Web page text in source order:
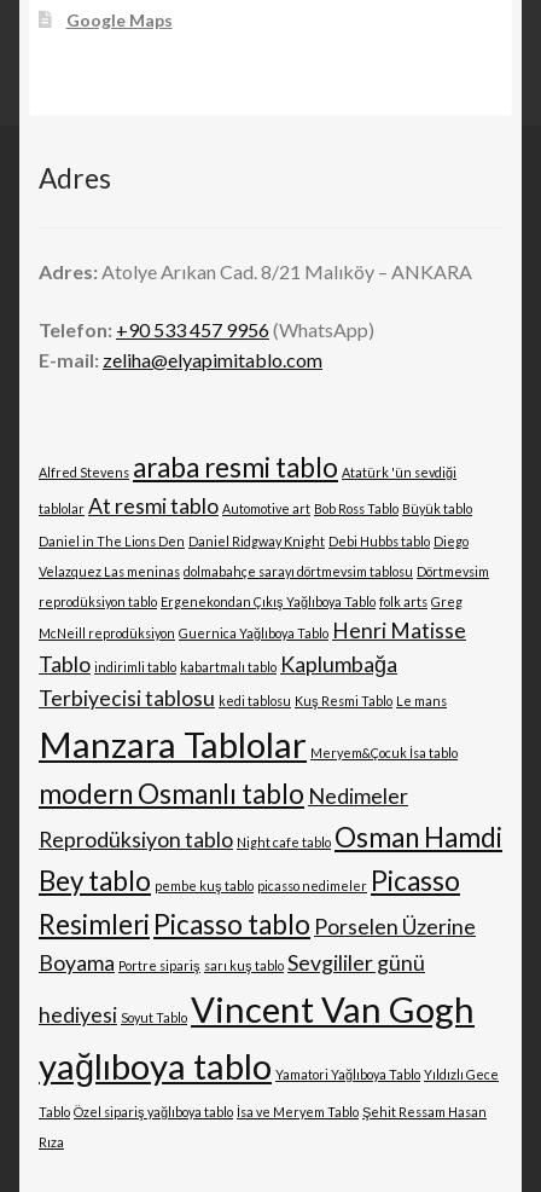
Google Maps
Adres
Adres:Atolye Arıkan Cad. 8/21 Malıköy – ANKARA
Telefon: +90 533 457 9956(WhatsApp)
E-mail: zeliha@elyapimitablo.com
Alfred Stevens araba resmi tablo Atatürk 'ün sevdiği
tablolar At resmi tablo Automotive art Bob Ross Tablo Büyük tablo
Daniel in The Lions Den Daniel Ridgway Knight Debi Hubbs tablo Diego
Velazquez Las meninas dolmabahçe sarayı dörtmevsim tablosu Dörtmevsim
reprodüksiyon tablo Ergenekondan Çıkış Yağlıboya Tablo folk arts Greg
McNeill reprodüksiyon Guernica Yağlıboya Tablo Henri Matisse
Tablo indirimli tablo kabartmalı tablo Kaplumbağa
Terbiyecisi tablosu kedi tablosu Kuş Resmi Tablo Le mans
Manzara Tablolar Meryem&Çocuk İsa tablo
modern Osmanlı tablo Nedimeler
Reprodüksiyon tablo Night cafe tablo Osman Hamdi
Bey tablo pembe kuş tablo picasso nedimeler Picasso
Resimleri Picasso tablo Porselen Üzerine
Boyama Portre sipariş sarı kuş tablo Sevgililer günü
hediyesi Soyut Tablo Vincent Van Gogh
yağlıboya tablo Yamatori Yağlıboya Tablo Yıldızlı Gece
Tablo Özel sipariş yağlıboya tablo İsa ve Meryem Tablo Şehit Ressam Hasan
Rıza